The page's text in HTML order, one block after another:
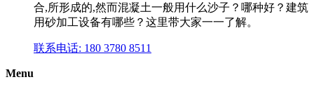
合,所形成的,然而混凝土一般用什么沙子？哪种好？建筑
用砂加工设备有哪些？这里带大家一一了解。
联系电话: 180 3780 8511
Menu